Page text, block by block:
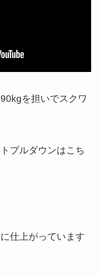
を担いでスクワ
プルダウンはこち
仕上がっています